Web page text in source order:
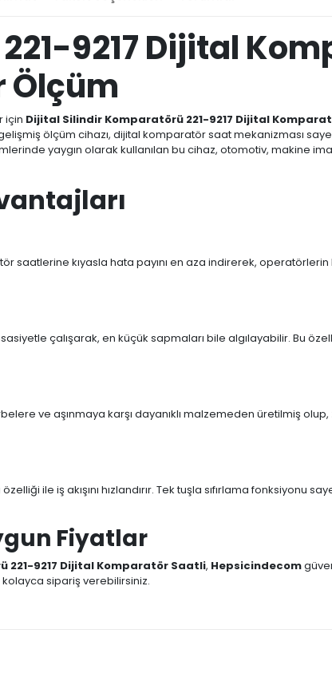
9217 Dijital
Ölçüm
için Dijital Silindir Komparatörü 221-9217 Dijital
ölçüm cihazı, dijital komparatör saat mekanizması
yaygın olarak kullanılan bu cihaz, otomotiv, makine
saatlerine kıyasla hata payını en aza indirerek, operatörlerin
çalışarak, en küçük sapmaları bile algılayabilir. Bu
ve aşınmaya karşı dayanıklı malzemeden üretilmiş
ile iş akışını hızlandırır. Tek tuşla sıfırlama fonksiyonu
Fiyatlar
221-9217 Dijital Komparatör Saatli, Hepsicindecom
kolayca sipariş verebilirsiniz.